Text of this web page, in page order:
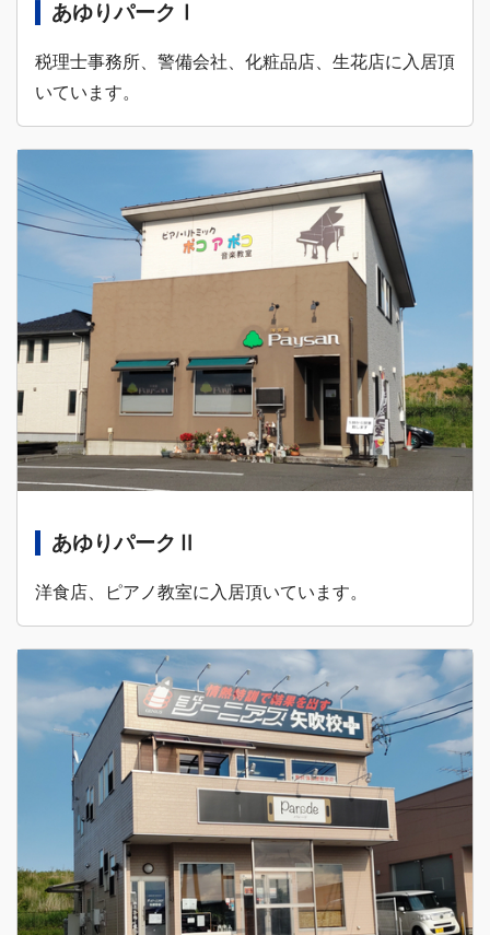
あゆりパークⅠ
税理士事務所、警備会社、化粧品店、生花店に入居頂
いています。
あゆりパークⅡ
洋食店、ピアノ教室に入居頂いています。